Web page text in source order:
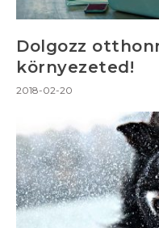
Dolgozz
környezeted!
2018-02-20